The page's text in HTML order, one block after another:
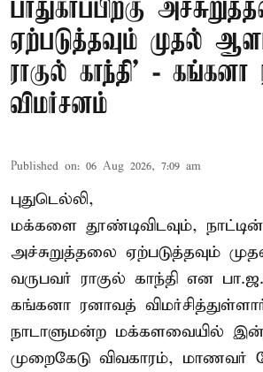
பாதுகாப்பிற்கு
ஏற்படுத்தவும் முதல்
ராகுல் காந்தி’ -
விமர்சனம்
Published on: 06 Aug 2026, 7:09 am
புதுடெல்லி,
மக்களை தூண்டிவிடவும், நாட்டின்
அச்சுறுத்தலை ஏற்படுத்தவும்
வருபவர் ராகுல் காந்தி என
கங்கனா ரனாவத்
நாடாளுமன்ற மக்களவையில்
முறைகேடு விவகாரம், மாணவர்